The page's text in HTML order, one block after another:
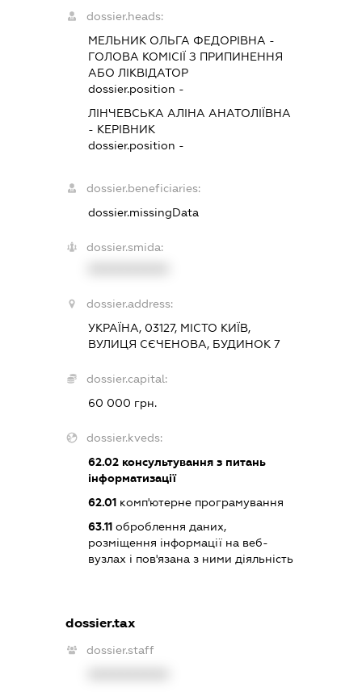
dossier.heads:
МЕЛЬНИК ОЛЬГА ФЕДОРІВНА -
ГОЛОВА КОМІСІЇ З ПРИПИНЕННЯ
АБО ЛІКВІДАТОР
dossier.position -
ЛІНЧЕВСЬКА АЛІНА АНАТОЛІЇВНА
- КЕРІВНИК
dossier.position -
dossier.beneficiaries:
dossier.missingData
dossier.smida:
dossier.address:
УКРАЇНА, 03127, МІСТО КИЇВ,
ВУЛИЦЯ СЄЧЕНОВА, БУДИНОК 7
dossier.capital:
60 000 грн.
dossier.kveds:
62.02консультування з питань
інформатизації
62.01комп'ютерне програмування
63.11оброблення даних,
розміщення інформації на веб-
вузлах і пов'язана з ними діяльність
dossier.tax
dossier.staff